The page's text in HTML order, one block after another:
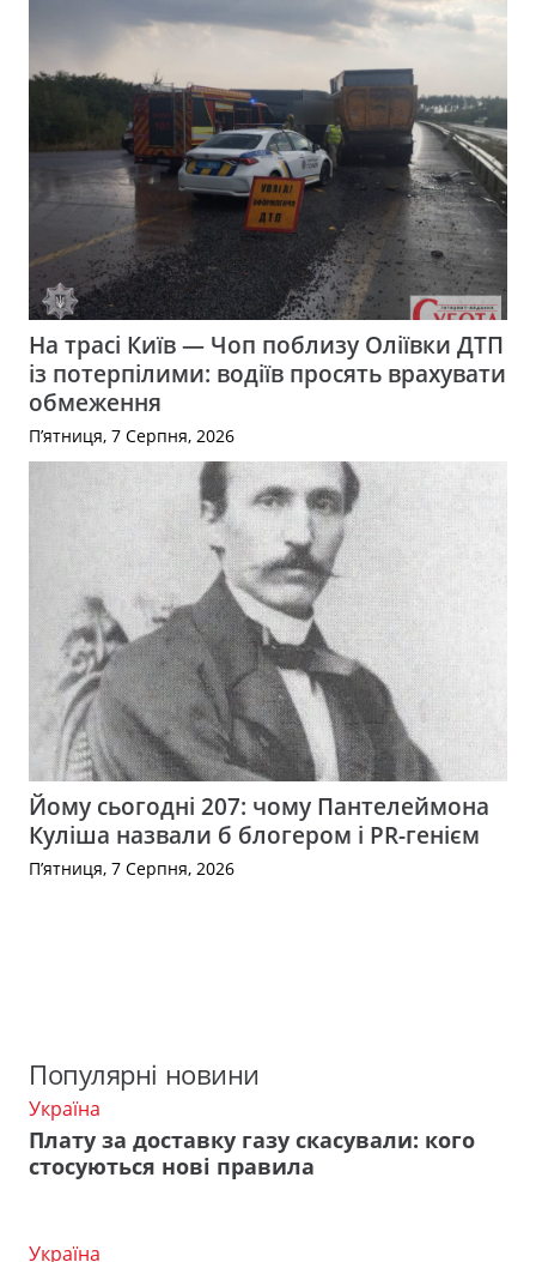
На трасі Київ — Чоп поблизу Оліївки ДТП
із потерпілими: водіїв просять врахувати
обмеження
П’ятниця, 7 Серпня, 2026
Йому сьогодні 207: чому Пантелеймона
Куліша назвали б блогером і PR-генієм
П’ятниця, 7 Серпня, 2026
Популярні новини
Україна
Плату за доставку газу скасували: кого
стосуються нові правила
Україна